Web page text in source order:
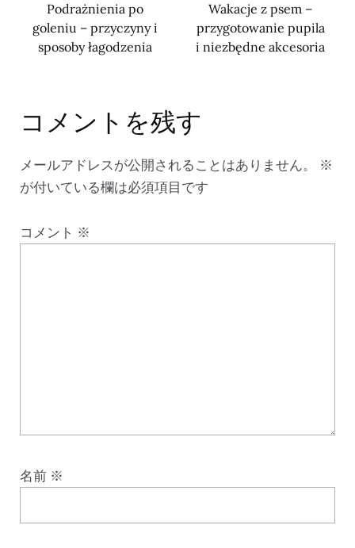
Podrażnienia po
goleniu – przyczyny i
sposoby łagodzenia
Wakacje z psem –
przygotowanie pupila
i niezbędne akcesoria
コメントを残す
メールアドレスが公開されることはありません。
※
が付いている欄は必須項目です
コメント ※
名前 ※